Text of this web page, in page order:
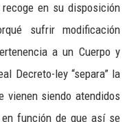
en su disposición
sufrir modificación
a un Cuerpo y
Decreto-ley “separa” la
vienen siendo atendidos
función de que así se